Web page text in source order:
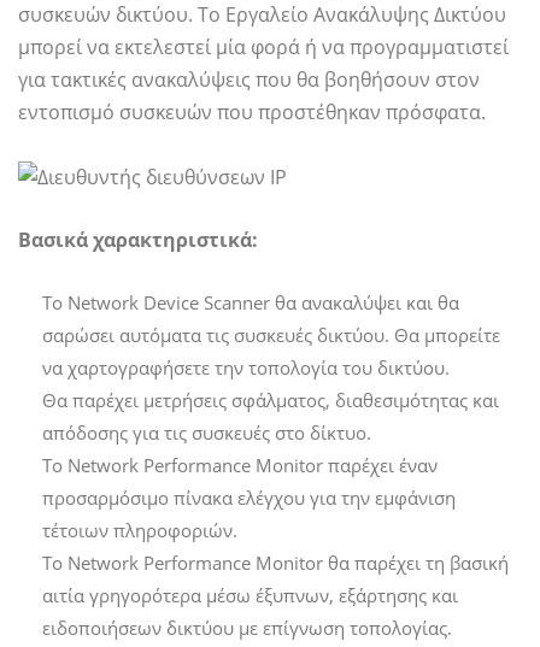
συσκευών δικτύου. Το Εργαλείο Ανακάλυψης Δικτύου
μπορεί να εκτελεστεί μία φορά ή να προγραμματιστεί
για τακτικές ανακαλύψεις που θα βοηθήσουν στον
εντοπισμό συσκευών που προστέθηκαν πρόσφατα.
Βασικά χαρακτηριστικά:
Το Network Device Scanner θα ανακαλύψει και θα
σαρώσει αυτόματα τις συσκευές δικτύου. Θα μπορείτε
να χαρτογραφήσετε την τοπολογία του δικτύου.
Θα παρέχει μετρήσεις σφάλματος, διαθεσιμότητας και
απόδοσης για τις συσκευές στο δίκτυο.
Το Network Performance Monitor παρέχει έναν
προσαρμόσιμο πίνακα ελέγχου για την εμφάνιση
τέτοιων πληροφοριών.
Το Network Performance Monitor θα παρέχει τη βασική
αιτία γρηγορότερα μέσω έξυπνων, εξάρτησης και
ειδοποιήσεων δικτύου με επίγνωση τοπολογίας.